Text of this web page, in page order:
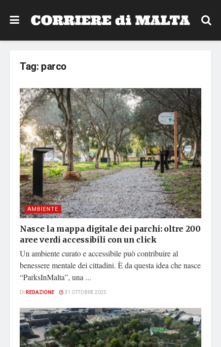
Tag: parco
AMBIENTE
Nasce la mappa digitale dei parchi: oltre 200
aree verdi accessibili con un click
Un ambiente curato e accessibile può contribuire al
benessere mentale dei cittadini. È da questa idea che nasce
“ParksInMalta”, una ...
DI REDAZIONE 31 OTTOBRE 2025